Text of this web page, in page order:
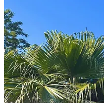
Dù thuộc cung hoàng đạo
tận dụng thế mạnh cá
Cung hoàng đạo nào giàu
mắn, mà còn phụ thuộc
sự kiên định và quyết tâm.
hoàng đạo cùng
con đường dẫn tới sự
Về tác giả